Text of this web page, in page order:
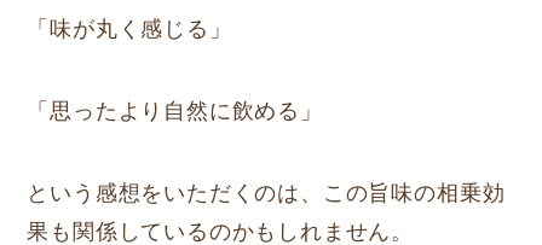
「味が丸く感じる」
「思ったより自然に飲める」
という感想をいただくのは、この旨味の相乗効
果も関係しているのかもしれません。